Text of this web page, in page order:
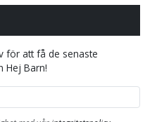
för att få de senaste
Hej Barn!